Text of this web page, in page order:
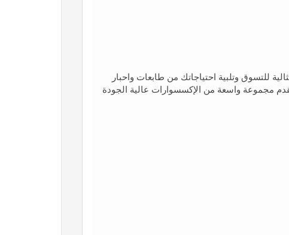
للتسوق وتلبية احتياجاتك من طابعات واحبار
مجموعة واسعة من الإكسسوارات عالية الجودة